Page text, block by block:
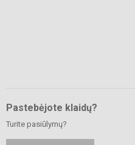
Pastebėjote klaidų?
Turite pasiūlymų?